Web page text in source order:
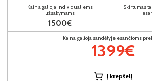
Kaina galioja individualiems
užsakymams
1500€
Skirtumas
Kaina galioja sandėlyje esančioms
1399€
Į krepšelį